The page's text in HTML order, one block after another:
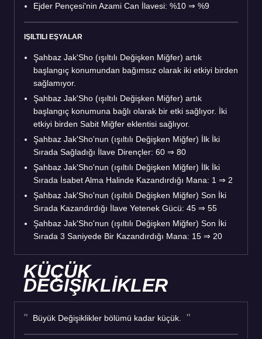
Ejder Pençesi'nin Azami Can İlavesi: %10 ⇒ %9
IŞILTILI EŞYALAR
Şahbaz Jak'Sho (ışıltılı Değişken Miğfer) artık
başlangıç konumundan bağımsız olarak iki etkiyi birden
sağlamıyor.
Şahbaz Jak'Sho (ışıltılı Değişken Miğfer) artık
başlangıç konumuna bağlı olarak bir etki sağlıyor. İki
etkiyi birden Sabit Miğfer eklentisi sağlıyor.
Şahbaz Jak'Sho'nun (ışıltılı Değişken Miğfer) İlk İki
Sırada Sağladığı İlave Dirençler: 60 ⇒ 80
Şahbaz Jak'Sho'nun (ışıltılı Değişken Miğfer) İlk İki
Sırada İsabet Alma Halinde Kazandırdığı Mana: 1 ⇒ 2
Şahbaz Jak'Sho'nun (ışıltılı Değişken Miğfer) Son İki
Sırada Kazandırdığı İlave Yetenek Gücü: 45 ⇒ 55
Şahbaz Jak'Sho'nun (ışıltılı Değişken Miğfer) Son İki
Sırada 3 Saniyede Bir Kazandırdığı Mana: 15 ⇒ 20
KÜÇÜK
DEĞİŞİKLİKLER
Büyük Değişiklikler bölümü kadar küçük.